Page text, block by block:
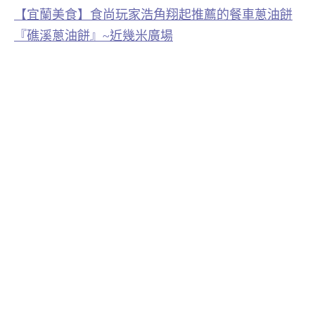
【宜蘭美食】食尚玩家浩角翔起推薦的餐車蔥油餅
『礁溪蔥油餅』~近幾米廣場